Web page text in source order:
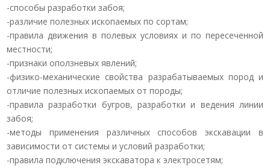
-способы разработки забоя;
-различие полезных ископаемых по сортам;
-правила движения в полевых условиях и по пересеченной
местности;
-признаки оползневых явлений;
-физико-механические свойства разрабатываемых пород и
отличие полезных ископаемых от породы;
-правила разработки бугров, разработки и ведения линии
забоя;
-методы применения различных способов экскавации в
зависимости от системы и условий разработки;
-правила подключения экскаватора к электросетям;